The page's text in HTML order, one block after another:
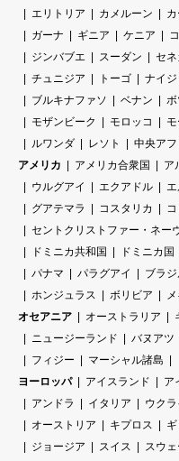
エリトリア
カメルーン
ガーナ
ギニア ケニア
ジンバブエ
スーダン セ
チュニジア
トーゴ ナイ
ブルキナファソ
ベナン ボ
モザンビーク
モロッコ
ルワンダ
レソト 中央アフ
アメリカ
アメリカ合衆国 ア
ウルグアイ
エクアドル
グアテマラ
コスタリカ
セントクリストファー・ネー
ドミニカ共和国
ドミニカ国
パナマ
パラグアイ ブラ
ホンジュラス
ボリビア
オセアニア
オーストラリア
ニュージーランド
バヌアツ
フィジー
マーシャル諸島
ヨーロッパ
アイスランド ア
アンドラ
イタリア ウク
オーストリア
キプロス
ジョージア
スイス スウ